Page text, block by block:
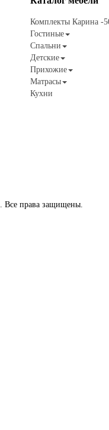
Комплекты Карина -
Гостиные
Спальни
Детские
Прихожие
Матрасы
Кухни
права защищены.